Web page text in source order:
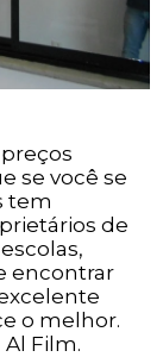
se você se
tem
de
encontrar
o melhor.
Film.